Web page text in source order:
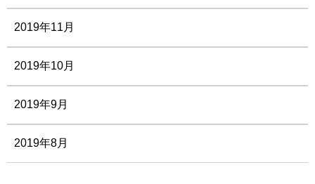
2019年11月
2019年10月
2019年9月
2019年8月